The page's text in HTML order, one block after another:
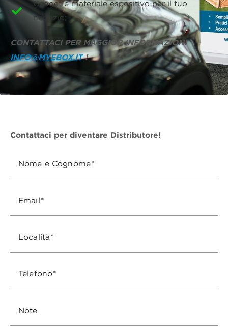
Gadget e materiale espositivo per il tuo
negozio;
CONTATTACI PER MAGGIOR INFORMAZIONI
INFO@MYEBOX.IT!
Contattaci per diventare Distributore!
Nome e Cognome
Email
Località
Telefono
Note